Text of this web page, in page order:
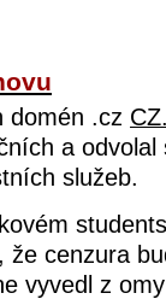
domén .cz
a
služeb.
že cenzura
vyvedl z